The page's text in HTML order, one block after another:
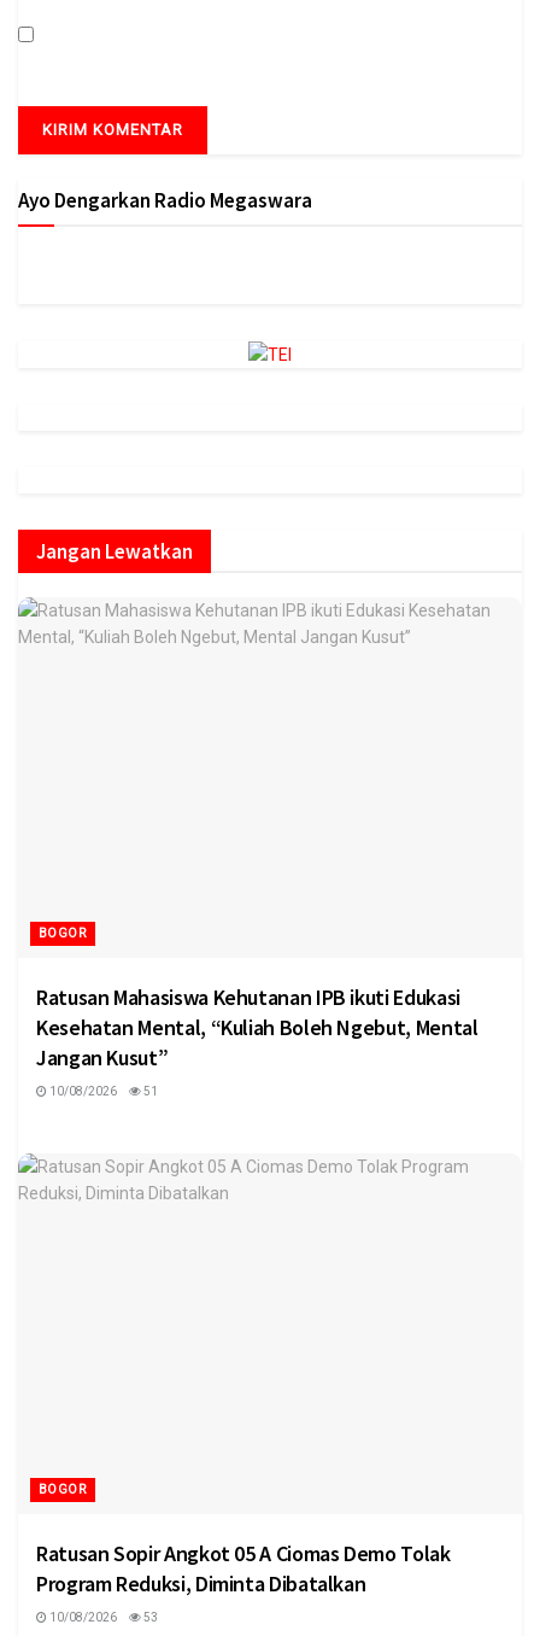
Ayo Dengarkan Radio Megaswara
Jangan Lewatkan
BOGOR
Ratusan Mahasiswa Kehutanan IPB ikuti Edukasi
Kesehatan Mental, “Kuliah Boleh Ngebut, Mental
Jangan Kusut”
10/08/2026 51
BOGOR
Ratusan Sopir Angkot 05 A Ciomas Demo Tolak
Program Reduksi, Diminta Dibatalkan
10/08/2026 53